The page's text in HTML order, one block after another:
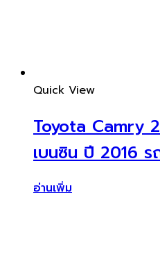
Quick View
Toyota Camry
เบนซิน ปี 2016 ร
อ่านเพิ่ม